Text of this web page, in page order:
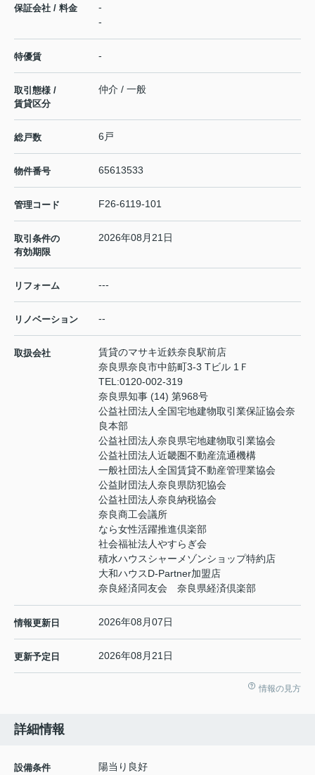
保証会社 / 料金
-
-
特優賃 -
取引態様 /
賃貸区分
仲介 / 一般
総戸数 6戸
物件番号 65613533
管理コード F26-6119-101
取引条件の
有効期限
2026年08月21日
リフォーム ---
リノベーション --
取扱会社
賃貸のマサキ近鉄奈良駅前店
奈良県奈良市中筋町3-3 Tビル 1Ｆ
TEL:0120-002-319
奈良県知事 (14) 第968号
公益社団法人全国宅地建物取引業保証協会奈
良本部
公益社団法人奈良県宅地建物取引業協会
公益社団法人近畿圏不動産流通機構
一般社団法人全国賃貸不動産管理業協会
公益財団法人奈良県防犯協会
公益社団法人奈良納税協会
奈良商工会議所
なら女性活躍推進倶楽部
社会福祉法人やすらぎ会
積水ハウスシャーメゾンショップ特約店
大和ハウスD-Partner加盟店
奈良経済同友会 奈良県経済倶楽部
情報更新日 2026年08月07日
更新予定日 2026年08月21日
情報の見方
詳細情報
設備条件 陽当り良好